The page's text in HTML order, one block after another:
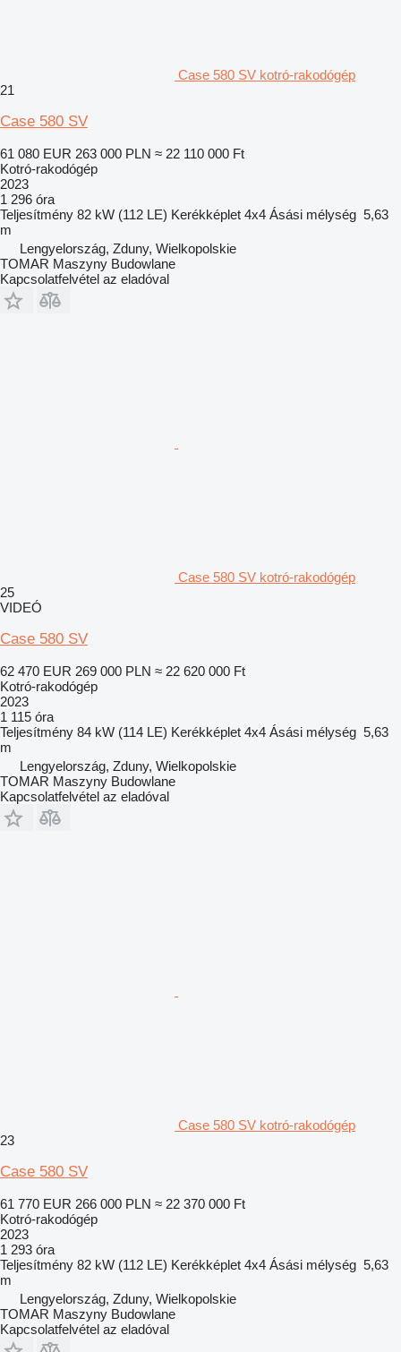
Case 580 SV kotró-rakodógép
21
Case 580 SV
61 080 EUR 263 000 PLN ≈ 22 110 000 Ft
Kotró-rakodógép
2023
1 296 óra
Teljesítmény 82 kW (112 LE) Kerékképlet 4x4 Ásási mélység 5,63
m
Lengyelország, Zduny, Wielkopolskie
TOMAR Maszyny Budowlane
Kapcsolatfelvétel az eladóval
Case 580 SV kotró-rakodógép
25
VIDEÓ
Case 580 SV
62 470 EUR 269 000 PLN ≈ 22 620 000 Ft
Kotró-rakodógép
2023
1 115 óra
Teljesítmény 84 kW (114 LE) Kerékképlet 4x4 Ásási mélység 5,63
m
Lengyelország, Zduny, Wielkopolskie
TOMAR Maszyny Budowlane
Kapcsolatfelvétel az eladóval
Case 580 SV kotró-rakodógép
23
Case 580 SV
61 770 EUR 266 000 PLN ≈ 22 370 000 Ft
Kotró-rakodógép
2023
1 293 óra
Teljesítmény 82 kW (112 LE) Kerékképlet 4x4 Ásási mélység 5,63
m
Lengyelország, Zduny, Wielkopolskie
TOMAR Maszyny Budowlane
Kapcsolatfelvétel az eladóval